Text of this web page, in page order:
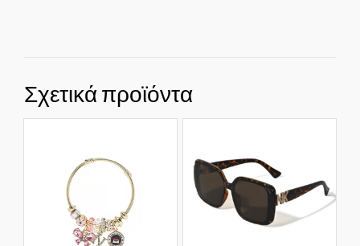
Σχετικά προϊόντα